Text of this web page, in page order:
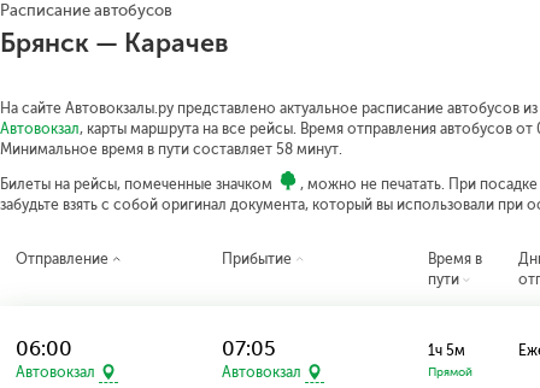
Расписание автобусов
Брянск — Карачев
На сайте Автовокзалы.ру представлено актуальное расписание автобусов
Автовокзал, карты маршрута на все рейсы. Время отправления автобусов от
Минимальное время в пути составляет 58 минут.
Билеты на рейсы, помеченные значком
, можно не печатать. При
забудьте взять с собой оригинал документа, который вы использовали при
Отправление Прибытие
Время в
пути
06:00
Автовокзал
07:05
Автовокзал
1ч 5м
Прямой